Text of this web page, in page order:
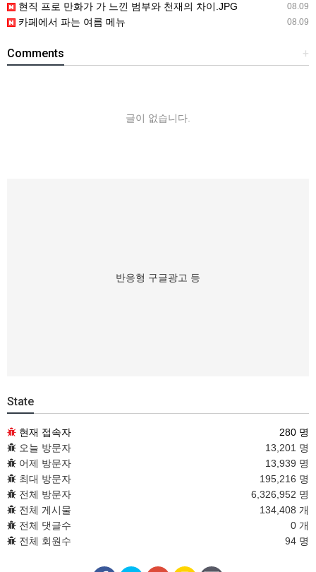
08.09
현직 프로 만화가 가 느낀 범부와 천재의 차이.JPG
08.09
카페에서 파는 여름 메뉴
+
Comments
글이 없습니다.
반응형 구글광고 등
State
현재 접속자
280 명
오늘 방문자
13,201 명
어제 방문자
13,939 명
최대 방문자
195,216 명
전체 방문자
6,326,952 명
전체 게시물
134,408 개
전체 댓글수
0 개
전체 회원수
94 명